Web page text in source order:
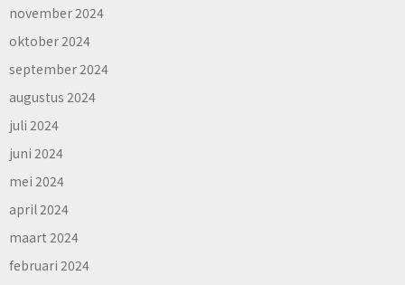
november 2024
oktober 2024
september 2024
augustus 2024
juli 2024
juni 2024
mei 2024
april 2024
maart 2024
februari 2024